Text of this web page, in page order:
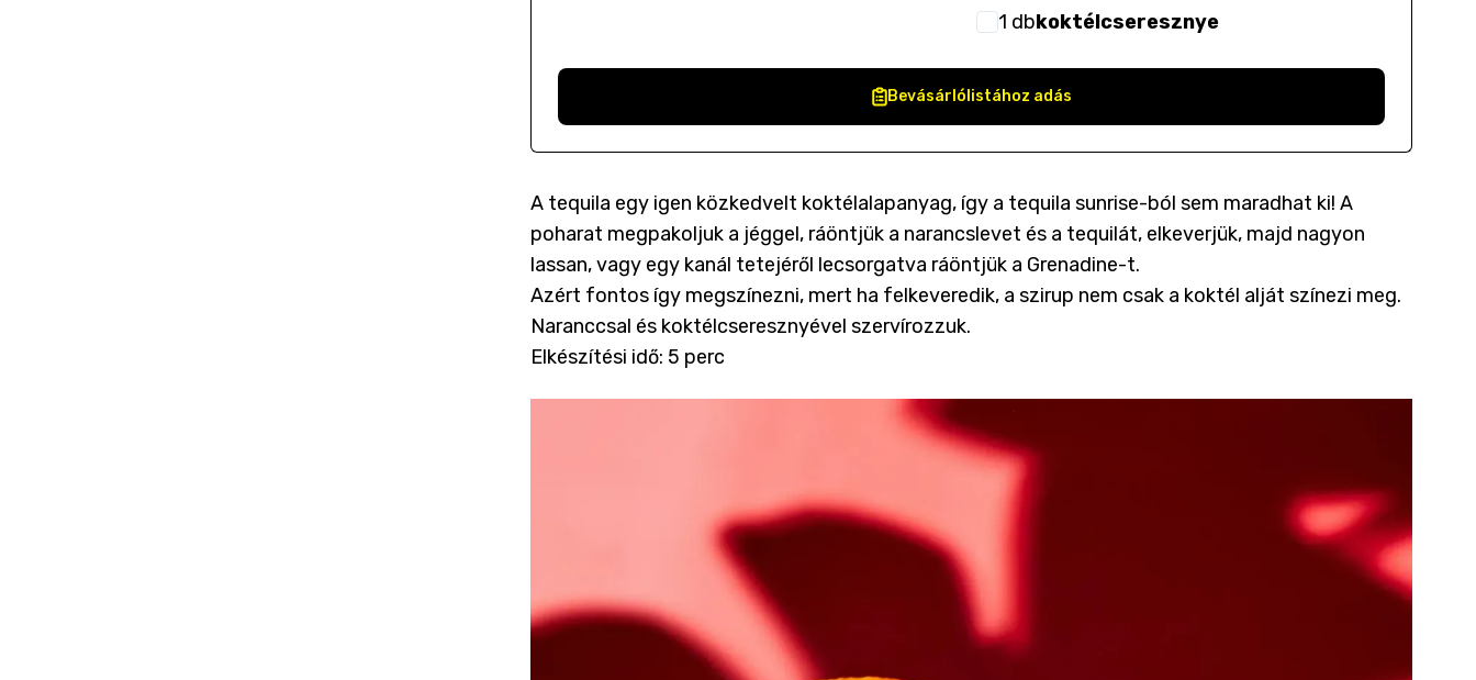
1 dbkoktélcseresznye
Bevásárlólistához adás
A tequila egy igen közkedvelt koktélalapanyag, így a tequila sunrise-ból sem maradhat ki! A
poharat megpakoljuk a jéggel, ráöntjük a narancslevet és a tequilát, elkeverjük, majd nagyon
lassan, vagy egy kanál tetejéről lecsorgatva ráöntjük a Grenadine-t.
Azért fontos így megszínezni, mert ha felkeveredik, a szirup nem csak a koktél alját színezi meg.
Naranccsal és koktélcseresznyével szervírozzuk.
Elkészítési idő: 5 perc